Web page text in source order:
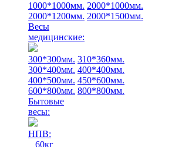
1000*1000мм. 2000*1000мм.
2000*1200мм. 2000*1500мм.
Весы
медицинские:
300*300мм. 310*360мм.
300*400мм. 400*400мм.
400*500мм. 450*600мм.
600*800мм. 800*800мм.
Бытовые
весы:
НПВ:
60кг